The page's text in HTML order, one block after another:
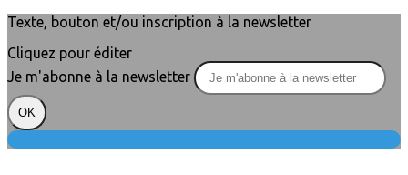
Texte, bouton et/ou inscription à la newsletter
Cliquez pour éditer
Je m'abonne à la newsletter
OK